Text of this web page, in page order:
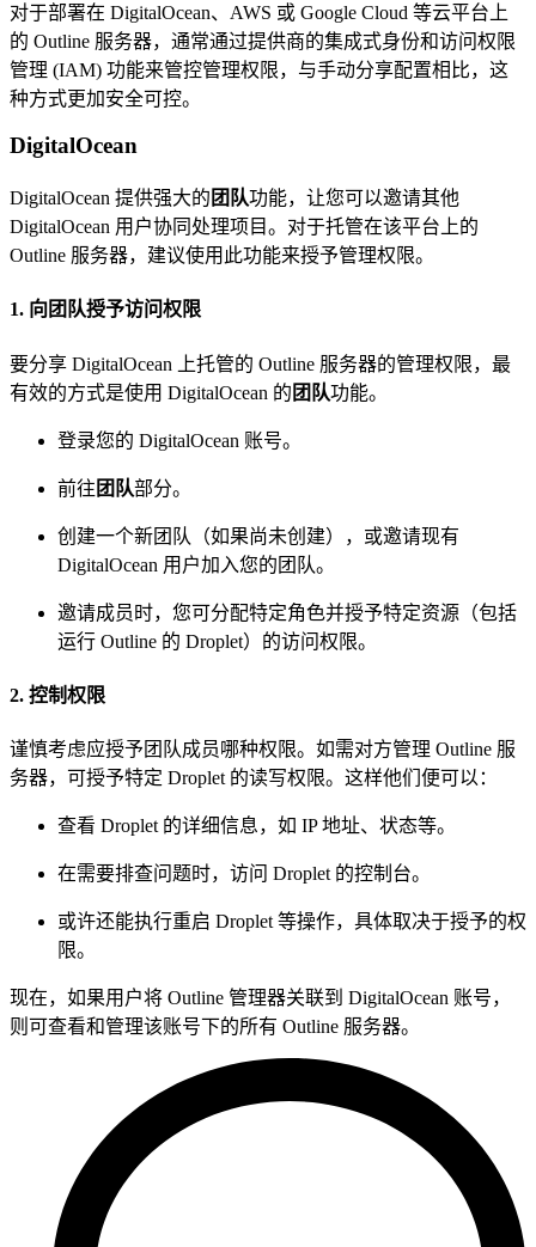
对于部署在 DigitalOcean、AWS 或 Google Cloud 等云平台上
的 Outline 服务器，通常通过提供商的集成式身份和访问权限
管理 (IAM) 功能来管控管理权限，与手动分享配置相比，这
种方式更加安全可控。
DigitalOcean
DigitalOcean 提供强大的 团队功能，让您可以邀请其他
DigitalOcean 用户协同处理项目。对于托管在该平台上的
Outline 服务器，建议使用此功能来授予管理权限。
1. 向团队授予访问权限
要分享 DigitalOcean 上托管的 Outline 服务器的管理权限，最
有效的方式是使用 DigitalOcean 的 团队功能。
登录您的 DigitalOcean 账号。
前往 团队部分。
创建一个新团队（如果尚未创建），或邀请现有
DigitalOcean 用户加入您的团队。
邀请成员时，您可分配特定角色并授予特定资源（包括
运行 Outline 的 Droplet）的访问权限。
2. 控制权限
谨慎考虑应授予团队成员哪种权限。如需对方管理 Outline 服
务器，可授予特定 Droplet 的读写权限。这样他们便可以：
查看 Droplet 的详细信息，如 IP 地址、状态等。
在需要排查问题时，访问 Droplet 的控制台。
或许还能执行重启 Droplet 等操作，具体取决于授予的权
限。
现在，如果用户将 Outline 管理器关联到 DigitalOcean 账号，
则可查看和管理该账号下的所有 Outline 服务器。